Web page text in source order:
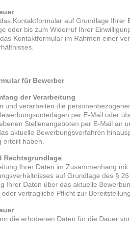
Kontaktformular auf Grundlage
oder bis zum Widerruf Ihrer
Kontaktformular im Rahmen einer
für Bewerber
der Verarbeitung
und verarbeiten die
per E-Mail oder
Stellenangeboten per E-Mail an
aktuelle Bewerbungsverfahren
erteilt haben.
Rechtsgrundlage
Ihrer Daten im Zusammenhang
auf Grundlage des §
Ihrer Daten über das aktuelle
oder vertragliche Pflicht zur
die erhobenen Daten für die Dauer